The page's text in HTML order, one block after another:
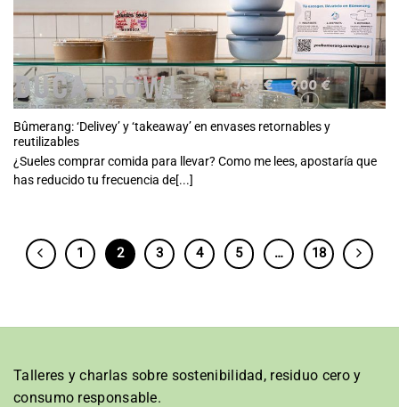
Bûmerang: ‘Delivey’ y ‘takeaway’ en envases retornables y
reutilizables
¿Sueles comprar comida para llevar? Como me lees, apostaría que
has reducido tu frecuencia de[...]
1 2 3 4 5 … 18
Talleres y charlas sobre sostenibilidad, residuo cero y
consumo responsable.